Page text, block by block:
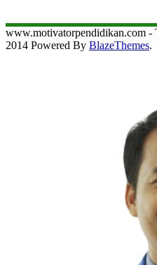
www.motivatorpendidikan.com -
2014 Powered By BlazeThemes.